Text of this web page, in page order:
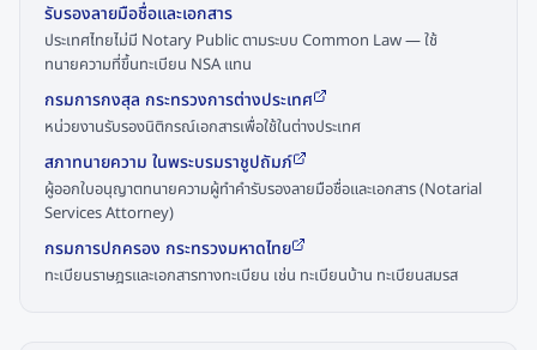
รับรองลายมือชื่อและเอกสาร
ประเทศไทยไม่มี Notary Public ตามระบบ Common Law — ใช้
ทนายความที่ขึ้นทะเบียน NSA แทน
กรมการกงสุล กระทรวงการต่างประเทศ
หน่วยงานรับรองนิติกรณ์เอกสารเพื่อใช้ในต่างประเทศ
สภาทนายความ ในพระบรมราชูปถัมภ์
ผู้ออกใบอนุญาตทนายความผู้ทำคำรับรองลายมือชื่อและเอกสาร (Notarial
Services Attorney)
กรมการปกครอง กระทรวงมหาดไทย
ทะเบียนราษฎรและเอกสารทางทะเบียน เช่น ทะเบียนบ้าน ทะเบียนสมรส